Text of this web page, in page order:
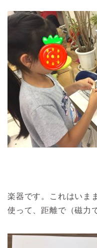
楽器です。これはいま
使って、距離で（磁力